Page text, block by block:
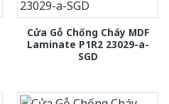
Cửa Gỗ Chống Cháy MDF
Laminate P1R2 23029-a-
SGD